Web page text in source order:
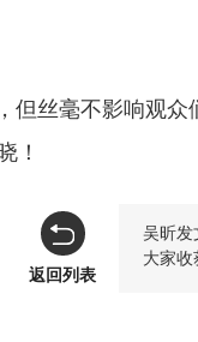
但丝毫不影响观
！
吴昕发
大家收
返回列表